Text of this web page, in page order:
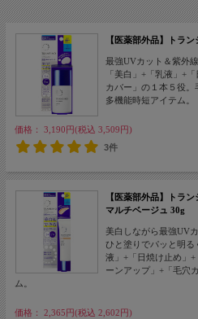
【医薬部外品】トラ
最強UVカット＆紫外
「美白」+「乳液」+
カバー」の１本５役
多機能時短アイテム。
価格： 3,190円(税込 3,509円)
3件
【医薬部外品】トラ
マルチベージュ 30g
美白しながら最強UV
ひと塗りでパッと明る
液」+「日焼け止め」
ーンアップ」+「毛穴
ム。
価格： 2,365円(税込 2,602円)